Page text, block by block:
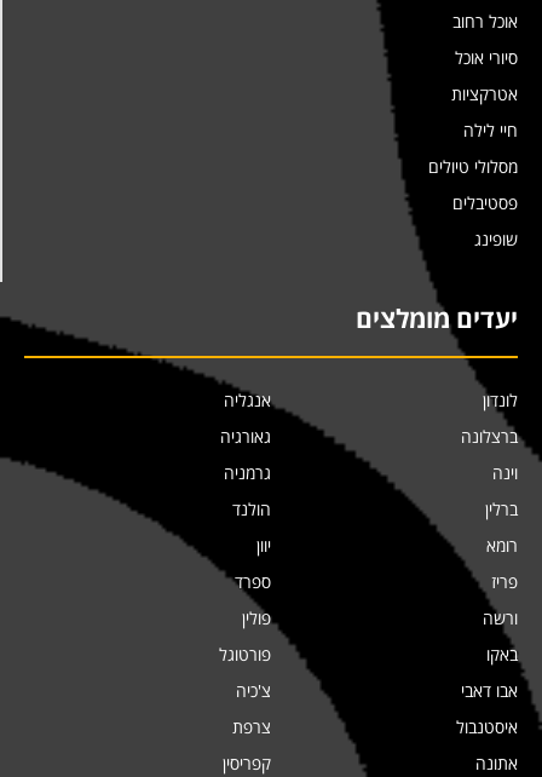
אוכל רחוב
סיורי אוכל
אטרקציות
חיי לילה
מסלולי טיולים
פסטיבלים
שופינג
יעדים מומלצים
לונדון
ברצלונה
וינה
ברלין
רומא
פריז
ורשה
באקו
אבו דאבי
איסטנבול
אתונה
אנגליה
גאורגיה
גרמניה
הולנד
יוון
ספרד
פולין
פורטוגל
צ'כיה
צרפת
קפריסין